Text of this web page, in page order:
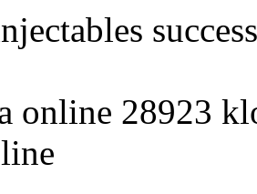
success
online 28923